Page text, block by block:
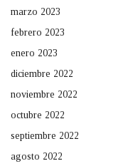
marzo 2023
febrero 2023
enero 2023
diciembre 2022
noviembre 2022
octubre 2022
septiembre 2022
agosto 2022